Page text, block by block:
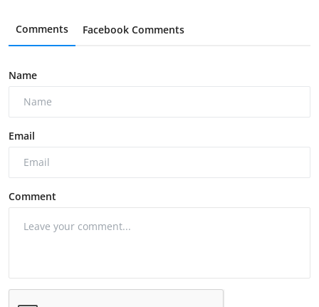
Comments Facebook Comments
Name
Email
Comment